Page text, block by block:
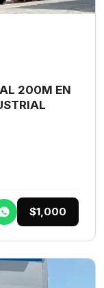
200M EN
$1,000